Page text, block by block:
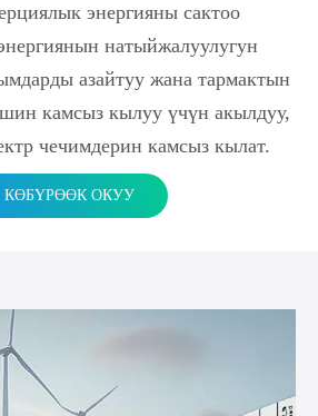
энергияны сактоо
натыйжалуулугун
азайтуу жана тармактын
камсыз кылуу үчүн акылдуу,
чечимдерин камсыз кылат.
КӨБҮРӨӨК ОКУУ